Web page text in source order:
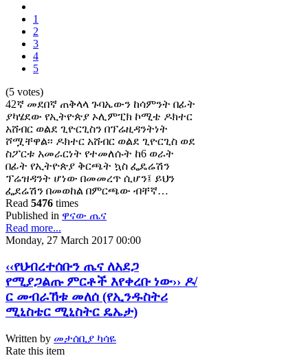
1
2
3
4
5
(5 votes)
42ኛ መደበኛ ጠቅላላ ጉባኤውን ከሳምንት በፊት
ያካሄደው የኢትዮጵያ ኦሊምፒክ ኮሚቴ ዶክተር
አሸብር ወልደ ጊዮርጊስን በፕሬዚዳንትነት
ሾሟቸዋል፡፡ ዶክተር አሸብር ወልደ ጊዮርጊስ ወደ
ስፖርቱ አመራርነት የተመለሱት ከ6 ወራት
በፊት የኢትዮጵያ ቅርጫት ኳስ ፌዴሬሽን
ፕሬዝዳንት ሆነው በመመረጥ ሲሆን፤ ይህን
ፌደሬሽን በመወከል በምርጫው ብቸኛ…
Read 5476 times
Published in ዋናው ጤና
Read more...
Monday, 27 March 2017 00:00
‹‹የህብረተሰቡን ጤና ለአደጋ
የሚያጋልጡ ምርቶች እየቀረቡ ነው›› ዶ/
ር መብራኸቱ መለሰ (የኢንዱስትሪ
ሚኒስቴር ሚኒስትር ዴኤታ)
Written by መታሰቢያ ካሳዬ
Rate this item